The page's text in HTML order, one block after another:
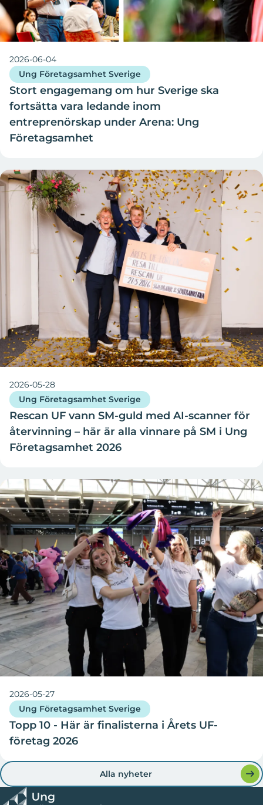
2026-06-04
Ung Företagsamhet Sverige
Stort engagemang om hur Sverige ska
fortsätta vara ledande inom
entreprenörskap under Arena: Ung
Företagsamhet
2026-05-28
Ung Företagsamhet Sverige
Rescan UF vann SM-guld med AI-scanner för
återvinning – här är alla vinnare på SM i Ung
Företagsamhet 2026
2026-05-27
Ung Företagsamhet Sverige
Topp 10 - Här är finalisterna i Årets UF-
företag 2026
Alla nyheter